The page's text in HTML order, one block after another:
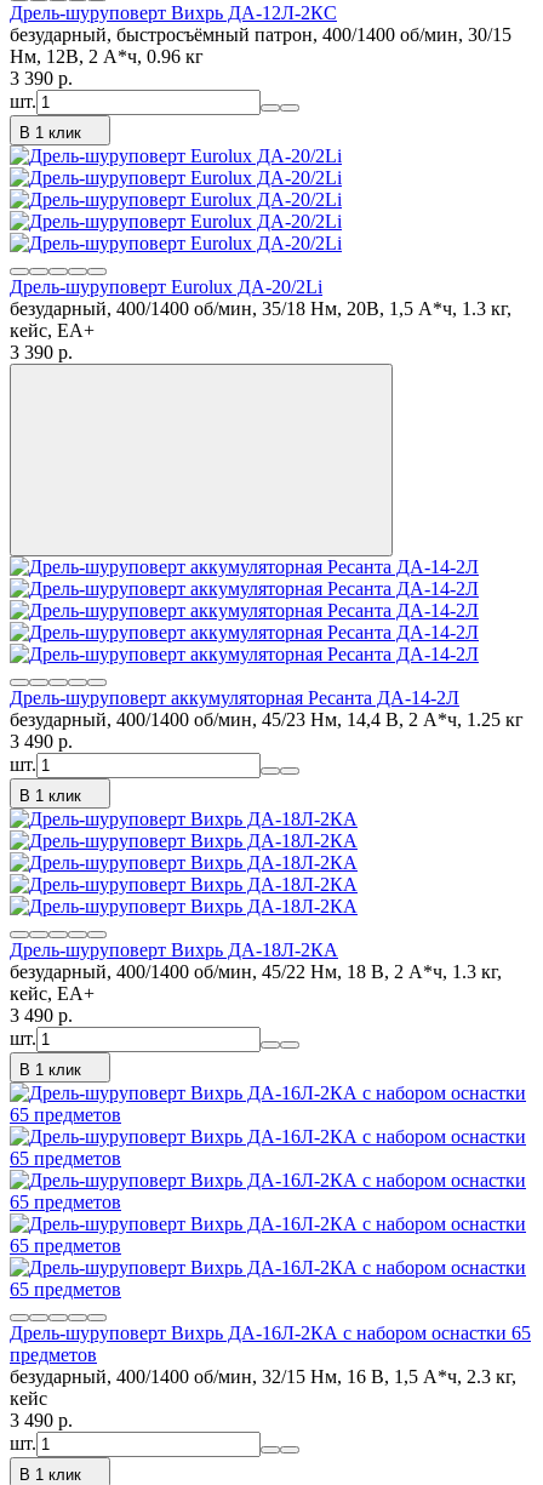
Дрель-шуруповерт Вихрь ДА-12Л-2КC
безударный, быстросъёмный патрон, 400/1400 об/мин, 30/15
Нм, 12В, 2 А*ч, 0.96 кг
3 390 p.
шт.
В 1 клик
Дрель-шуруповерт Eurolux ДА-20/2Li
безударный, 400/1400 об/мин, 35/18 Нм, 20В, 1,5 А*ч, 1.3 кг,
кейс, ЕА+
3 390 p.
Дрель-шуруповерт аккумуляторная Ресанта ДА-14-2Л
безударный, 400/1400 об/мин, 45/23 Нм, 14,4 В, 2 А*ч, 1.25 кг
3 490 p.
шт.
В 1 клик
Дрель-шуруповерт Вихрь ДА-18Л-2КА
безударный, 400/1400 об/мин, 45/22 Нм, 18 В, 2 А*ч, 1.3 кг,
кейс, ЕА+
3 490 p.
шт.
В 1 клик
Дрель-шуруповерт Вихрь ДА-16Л-2КА с набором оснастки 65
предметов
безударный, 400/1400 об/мин, 32/15 Нм, 16 В, 1,5 А*ч, 2.3 кг,
кейс
3 490 p.
шт.
В 1 клик